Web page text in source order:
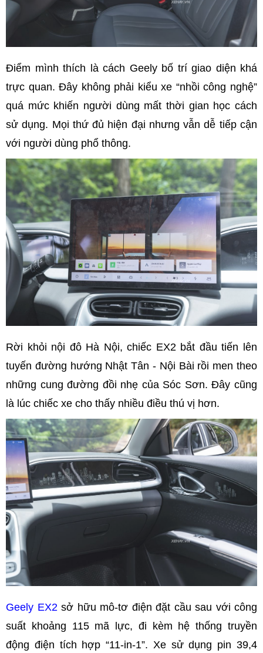
Điểm mình thích là cách Geely bố trí giao diện khá
trực quan. Đây không phải kiểu xe “nhồi công nghệ”
quá mức khiến người dùng mất thời gian học cách
sử dụng. Mọi thứ đủ hiện đại nhưng vẫn dễ tiếp cận
với người dùng phổ thông.
Rời khỏi nội đô Hà Nội, chiếc EX2 bắt đầu tiến lên
tuyến đường hướng Nhật Tân - Nội Bài rồi men theo
những cung đường đồi nhẹ của Sóc Sơn. Đây cũng
là lúc chiếc xe cho thấy nhiều điều thú vị hơn.
Geely EX2sở hữu mô-tơ điện đặt cầu sau với công
suất khoảng 115 mã lực, đi kèm hệ thống truyền
động điện tích hợp “11-in-1”. Xe sử dụng pin 39,4